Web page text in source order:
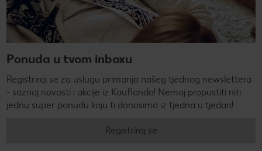
Ponuda u tvom inboxu
Registriraj se za uslugu primanja našeg tjednog newslettera
- saznaj novosti i akcije iz Kauflanda! Nemoj propustiti niti
jednu super ponudu koju ti donosimo iz tjedna u tjedan!
Registriraj se